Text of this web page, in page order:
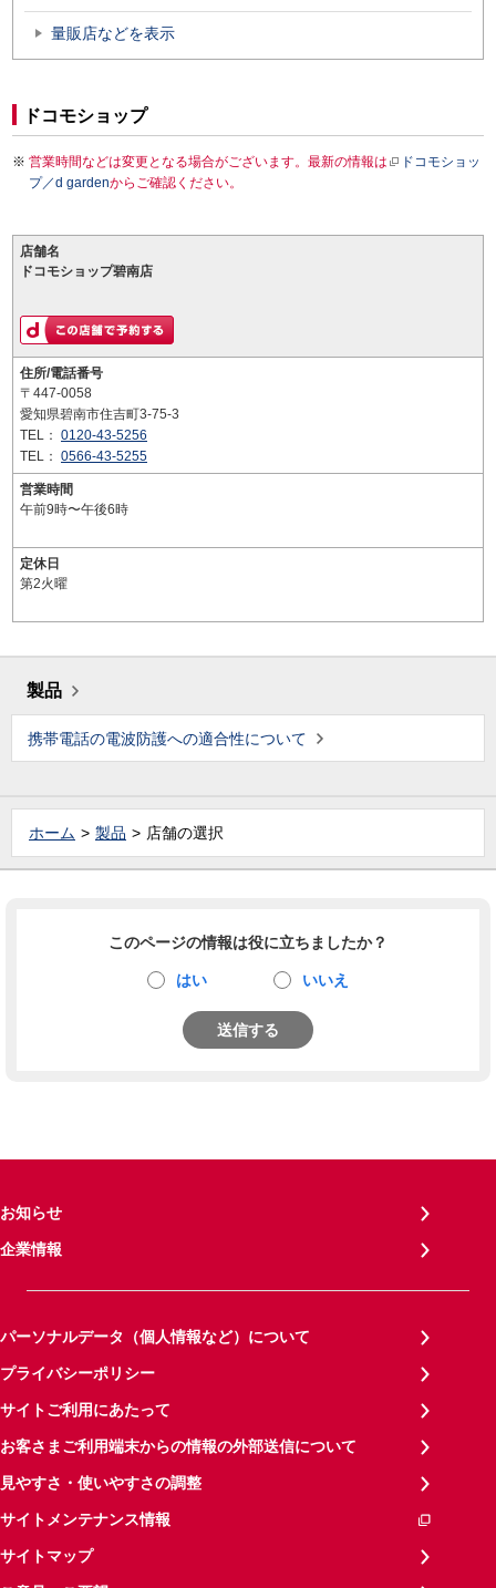
量販店などを表示
ドコモショップ
営業時間などは変更となる場合がございます。最新の情報は
ドコモショッ
プ／d gardenからご確認ください。
店舗名
ドコモショップ碧南店
住所/電話番号
〒447-0058
愛知県碧南市住吉町3-75-3
TEL： 0120-43-5256
TEL： 0566-43-5255
営業時間
午前9時〜午後6時
定休日
第2火曜
製品
携帯電話の電波防護への適合性について
ホーム 製品 店舗の選択
このページの情報は役に立ちましたか？
はい いいえ
送信する
お知らせ
企業情報
パーソナルデータ（個人情報など）について
プライバシーポリシー
サイトご利用にあたって
お客さまご利用端末からの情報の外部送信について
見やすさ・使いやすさの調整
サイトメンテナンス情報
サイトマップ